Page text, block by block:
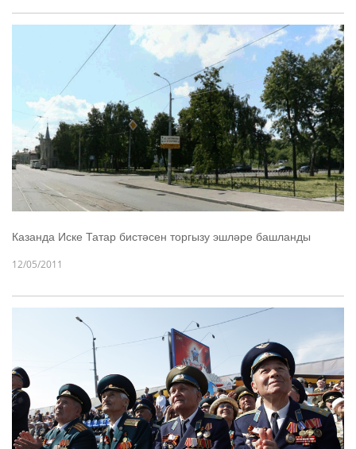
Казанда Иске Татар бистәсен торгызу эшләре башланды
12/05/2011